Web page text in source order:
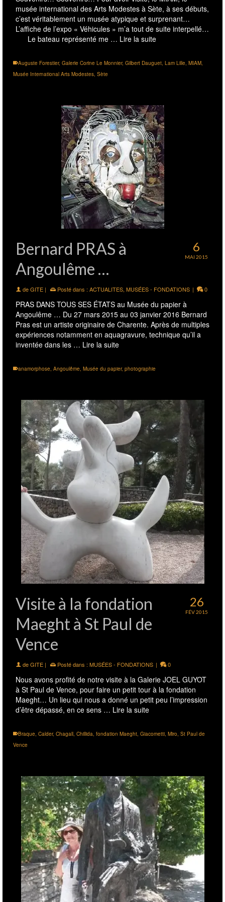
musée international des Arts Modestes à Sète, à ses débuts,
c’est véritablement un musée atypique et surprenant…
L’affiche de l’expo « Véhicules » m’a tout de suite interpellé…
Le bateau représenté me … Lire la suite
Auguste Forestier, Galerie Corine Le Monnier, Gilbert Dauguet, Lam Lille, MIAM,
Musée International Arts Modestes, Sète
6
MAI 2015
Bernard PRAS à
Angoulême …
deGITE | Posté dans : ACTUALITES, MUSÉES - FONDATIONS | 0
PRAS DANS TOUS SES ÉTATS au Musée du papier à
Angoulême … Du 27 mars 2015 au 03 janvier 2016 Bernard
Pras est un artiste originaire de Charente. Après de multiples
expériences notamment en aquagravure, technique qu’il a
inventée dans les … Lire la suite
anamorphose, Angoulême, Musée du papier, photographie
26
FÉV 2015
Visite à la fondation
Maeght à St Paul de
Vence
deGITE | Posté dans : MUSÉES - FONDATIONS | 0
Nous avons profité de notre visite à la Galerie JOEL GUYOT
à St Paul de Vence, pour faire un petit tour à la fondation
Maeght… Un lieu qui nous a donné un petit peu l’impression
d’être dépassé, en ce sens … Lire la suite
Braque, Calder, Chagall, Chillida, fondation Maeght, Giacometti, Miro, St Paul de
Vence